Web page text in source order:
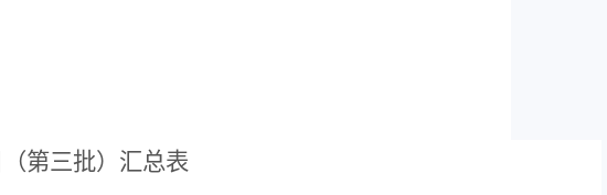
（第三批）汇总表